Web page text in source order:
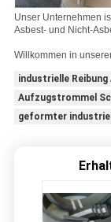
Unser Unternehmen
Asbest- und Nicht-
Willkommen in
industrielle
Aufzugstrommel
geformter